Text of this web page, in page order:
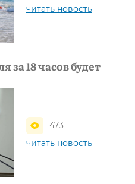
читать новость
за 18 часов будет
473
читать новость